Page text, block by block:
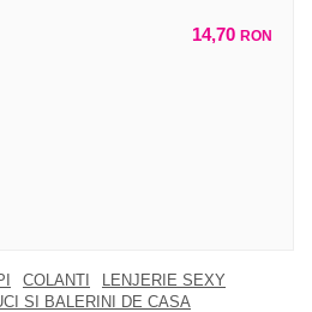
14,70 RON
COLANTI
LENJERIE SEXY
SI BALERINI DE CASA